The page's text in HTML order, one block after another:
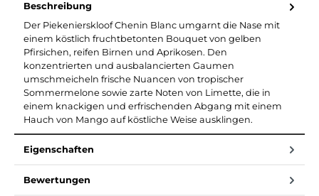
Beschreibung
Der Piekenierskloof Chenin Blanc umgarnt die Nase mit
einem köstlich fruchtbetonten Bouquet von gelben
Pfirsichen, reifen Birnen und Aprikosen. Den
konzentrierten und ausbalancierten Gaumen
umschmeicheln frische Nuancen von tropischer
Sommermelone sowie zarte Noten von Limette, die in
einem knackigen und erfrischenden Abgang mit einem
Hauch von Mango auf köstliche Weise ausklingen.
Eigenschaften
Bewertungen